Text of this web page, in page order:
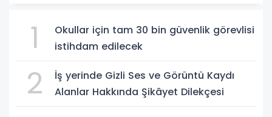
1
Okullar için tam 30 bin güvenlik görevlisi
istihdam edilecek
2
İş yerinde Gizli Ses ve Görüntü Kaydı
Alanlar Hakkında Şikâyet Dilekçesi